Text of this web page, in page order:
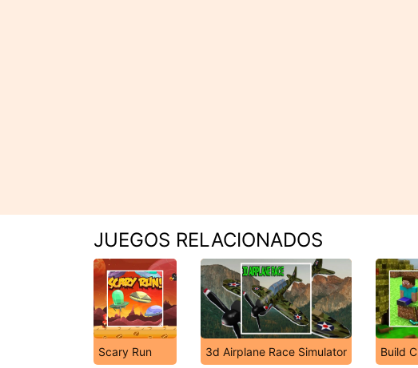
JUEGOS RELACIONADOS
Scary Run 3d Airplane Race Simulator Build